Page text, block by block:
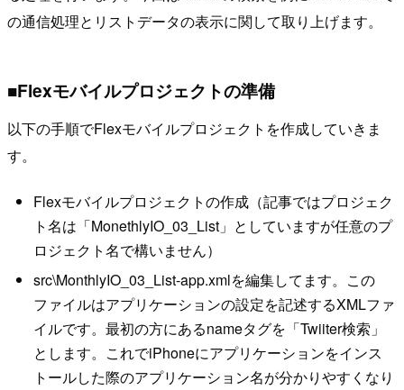
の通信処理とリストデータの表示に関して取り上げます。
■Flexモバイルプロジェクトの準備
以下の手順でFlexモバイルプロジェクトを作成していきま
す。
Flexモバイルプロジェクトの作成（記事ではプロジェク
ト名は「MonethlyIO_03_List」としていますが任意のプ
ロジェクト名で構いません）
src\MonthlyIO_03_List-app.xmlを編集してます。この
ファイルはアプリケーションの設定を記述するXMLファ
イルです。最初の方にあるnameタグを「Twiiter検索」
とします。これでiPhoneにアプリケーションをインス
トールした際のアプリケーション名が分かりやすくなり